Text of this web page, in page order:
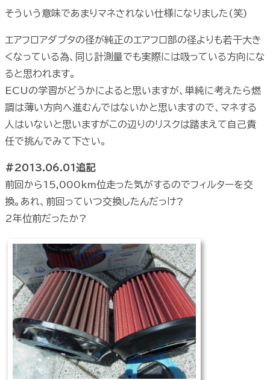
そういう意味であまりマネされない仕様になりました(笑)
エアフロアダプタの径が純正のエアフロ部の径よりも若干大き
くなっている為、同じ計測量でも実際には吸っている方向にな
ると思われます。
ECUの学習がどうかによると思いますが、単純に考えたら燃
調は薄い方向へ進むんではないかと思いますので、マネする
人はいないと思いますがこの辺りのリスクは踏まえて自己責
任で挑んでみて下さい。
#2013.06.01追記
前回から15,000km位走った気がするのでフィルターを交
換。あれ、前回っていつ交換したんだっけ?
2年位前だったか?